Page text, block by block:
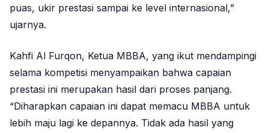
puas, ukir prestasi sampai ke level internasional,”
ujarnya.
Kahfi Al Furqon, Ketua MBBA, yang ikut mendampingi
selama kompetisi menyampaikan bahwa capaian
prestasi ini merupakan hasil dari proses panjang.
“Diharapkan capaian ini dapat memacu MBBA untuk
lebih maju lagi ke depannya. Tidak ada hasil yang